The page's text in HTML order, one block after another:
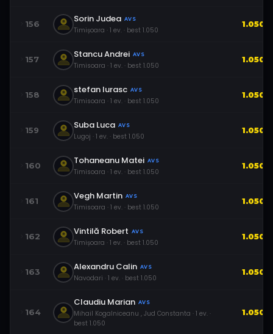
156 Sorin Judea AVS
Timișoara · 1 ev. · best 1.050
1.050
157 Stancu Andrei AVS
Timisoara · 1 ev. · best 1.050
1.050
158 stefan Iurasc AVS
Timisoara · 1 ev. · best 1.050
1.050
159 Suba Luca AVS
Lugoj · 1 ev. · best 1.050
1.050
160 Tohaneanu Matei AVS
Timisoara · 1 ev. · best 1.050
1.050
161 Vegh Martin AVS
Timisoara · 1 ev. · best 1.050
1.050
162 Vintilă Robert AVS
Timișoara · 1 ev. · best 1.050
1.050
163 Alexandru Calin AVS
Navodari · 1 ev. · best 1.050
1.050
164
Claudiu Marian AVS
Mihail Kogalniceanu , Jud Constanta · 1 ev. ·
best 1.050
1.050